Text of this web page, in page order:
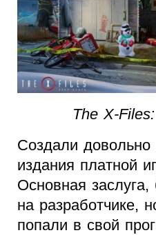
The X-
Создали довольно
издания платной
Основная
на разработчике,
попали в свой